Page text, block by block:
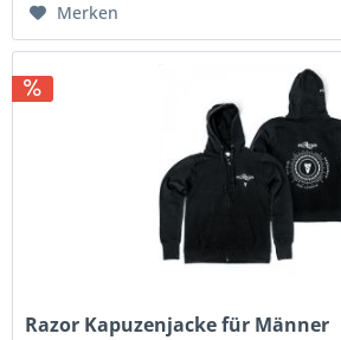
Merken
Razor Kapuzenjacke für Männer